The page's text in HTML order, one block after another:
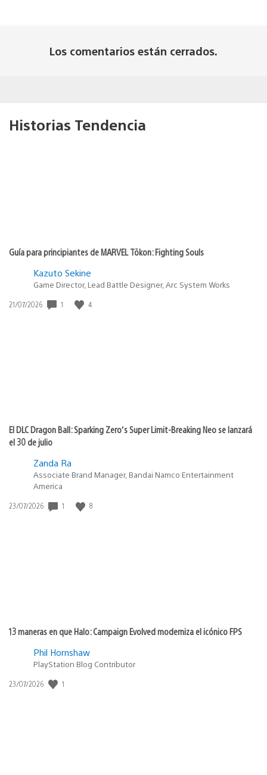
Los comentarios están cerrados.
Historias Tendencia
Guía para principiantes de MARVEL Tōkon: Fighting Souls
Kazuto Sekine
Game Director, Lead Battle Designer, Arc System Works
Fecha
21/07/2026 1 4
El DLC Dragon Ball: Sparking Zero’s Super Limit-Breaking Neo se lanzará
el 30 de julio
Zanda Ra
Associate Brand Manager, Bandai Namco Entertainment
America
Fecha
23/07/2026 1 8
13 maneras en que Halo: Campaign Evolved moderniza el icónico FPS
Phil Hornshaw
PlayStation Blog Contributor
Fecha
23/07/2026 1